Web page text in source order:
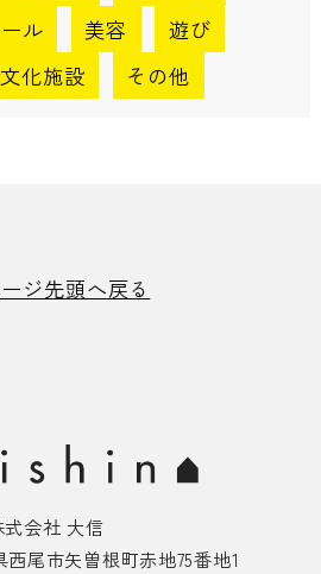
ル 美容
遊び
文化施設 その他
ジ先頭へ戻る
式会社 大信
西尾市矢曽根町赤地75番地1